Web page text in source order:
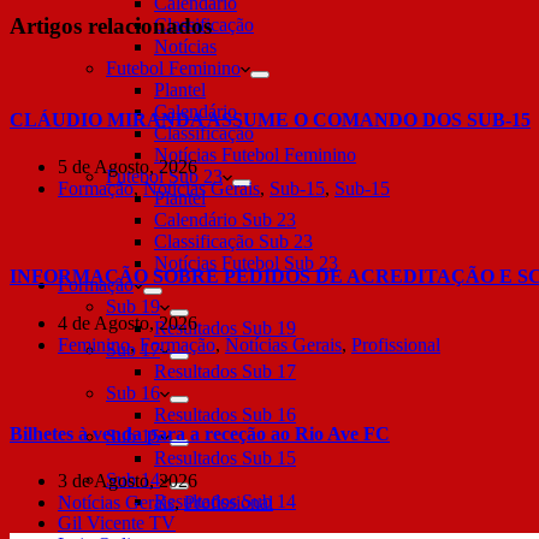
Classificação
Notícias
Futebol Feminino
Plantel
Calendário
Classificação
Notícias Futebol Feminino
Futebol Sub 23
Plantel
Calendário Sub 23
Classificação Sub 23
Notícias Futebol Sub 23
Formação
Sub 19
Resultados Sub 19
Sub 17
Resultados Sub 17
Sub 16
Resultados Sub 16
Sub 15
Resultados Sub 15
Sub 14
Resultados Sub 14
Gil Vicente TV
Artigos relacionados
CLÁUDIO MIRANDA ASSUME O COMANDO DOS SUB-15
5 de Agosto, 2026
Formação,Notícias Gerais, Sub-15, Sub-15
INFORMAÇÃO SOBRE PEDIDOS DE ACREDITAÇÃO E
4 de Agosto, 2026
Feminino,Formação, Notícias Gerais, Profissional
Bilhetes à venda para a receção ao Rio Ave FC
3 de Agosto, 2026
Notícias Gerais,Profissional